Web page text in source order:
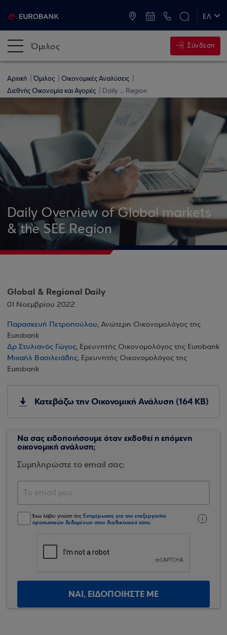
ΕΛ
Όμιλος Σύνδεση
Αρχική Όμιλος
Οικονομικές Αναλύσεις
Διεθνής Οικονομία και Αγορές
Daily ... Region
Daily Overview of Global markets
& the SEE Region
Global & Regional Daily
01 Νοεμβρίου 2022
Παρασκευή Πετροπούλου, Ανώτερη Οικονομολόγος της
Eurobank
Δρ Στυλιανός Γώγος, Ερευνητής Οικονομολόγος της Eurobank
Μιχαήλ Βασιλειάδης, Ερευνητής Οικονομολόγος της
Eurobank
Κατεβάζω την Οικονομική Ανάλυση (164 KB)
Να σας ειδοποιήσουμε όταν εκδοθεί η επόμενη
οικονομική ανάλυση;
Συμπληρώστε το email σας:
Έχω λάβει γνώση της Ενημέρωσης για την επεξεργασία
προσωπικών δεδομένων στον διαδικτυακό τόπο.
ΝΑΙ, ΕΙΔΟΠΟΙΗΣΤΕ ΜΕ